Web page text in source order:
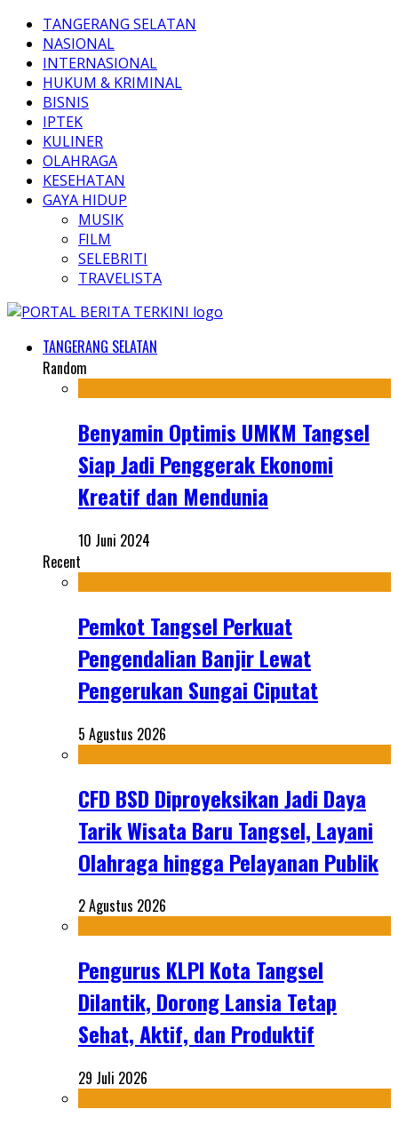
TANGERANG SELATAN
NASIONAL
INTERNASIONAL
HUKUM & KRIMINAL
BISNIS
IPTEK
KULINER
OLAHRAGA
KESEHATAN
GAYA HIDUP
MUSIK
FILM
SELEBRITI
TRAVELISTA
TANGERANG SELATAN
Random
Benyamin Optimis UMKM Tangsel
Siap Jadi Penggerak Ekonomi
Kreatif dan Mendunia
10 Juni 2024
Recent
Pemkot Tangsel Perkuat
Pengendalian Banjir Lewat
Pengerukan Sungai Ciputat
5 Agustus 2026
CFD BSD Diproyeksikan Jadi Daya
Tarik Wisata Baru Tangsel, Layani
Olahraga hingga Pelayanan Publik
2 Agustus 2026
Pengurus KLPI Kota Tangsel
Dilantik, Dorong Lansia Tetap
Sehat, Aktif, dan Produktif
29 Juli 2026